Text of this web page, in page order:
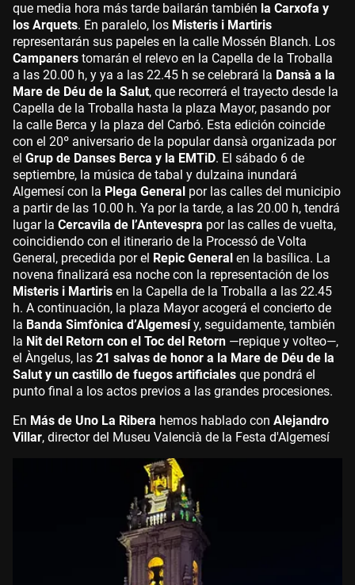
que media hora más tarde bailarán también la Carxofa y
los Arquets. En paralelo, los Misteris i Martiris
representarán sus papeles en la calle Mossén Blanch. Los
Campaners tomarán el relevo en la Capella de la Troballa
a las 20.00 h, y ya a las 22.45 h se celebrará la Dansà a la
Mare de Déu de la Salut, que recorrerá el trayecto desde la
Capella de la Troballa hasta la plaza Mayor, pasando por
la calle Berca y la plaza del Carbó. Esta edición coincide
con el 20º aniversario de la popular dansà organizada por
el Grup de Danses Berca y la EMTiD. El sábado 6 de
septiembre, la música de tabal y dulzaina inundará
Algemesí con la Plega General por las calles del municipio
a partir de las 10.00 h. Ya por la tarde, a las 20.00 h, tendrá
lugar la Cercavila de l’Antevespra por las calles de vuelta,
coincidiendo con el itinerario de la Processó de Volta
General, precedida por el Repic General en la basílica. La
novena finalizará esa noche con la representación de los
Misteris i Martiris en la Capella de la Troballa a las 22.45
h. A continuación, la plaza Mayor acogerá el concierto de
la Banda Simfònica d’Algemesíy, seguidamente, también
la Nit del Retorn con el Toc del Retorn —repique y volteo—,
el Àngelus, las 21 salvas de honor a la Mare de Déu de la
Salut y un castillo de fuegos artificiales que pondrá el
punto final a los actos previos a las grandes procesiones.
En Más de Uno La Ribera hemos hablado con Alejandro
Villar, director del Museu Valencià de la Festa d'Algemesí